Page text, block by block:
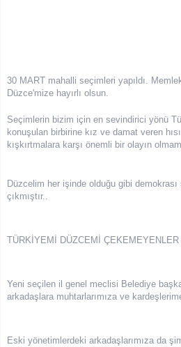
30 MART mahalli seçimleri yapıldı.
Düzce'mize hayırlı olsun.
Seçimlerin bizim için en sevindirici yönü
konuşulan birbirine kız ve damat veren
kışkırtmalara karşı önemli bir olayın
Düzcelim her işinde olduğu gibi demokrası
çıkmıştır..
TÜRKİYEMİ DÜZCEMİ
Yeni seçilen il genel meclisi Belediye
arkadaşlara muhtarlarımıza ve
Eski yönetimlerdeki arkadaşlarımıza da